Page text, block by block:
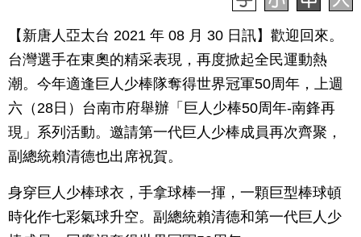
【新唐人亞太台 2021 年 08 月 30 日訊】歡迎回來。
台灣選手在東奧的精采表現，再度掀起全民運動熱
潮。今年適逢巨人少棒隊奪得世界冠軍50周年，上週
六（28日）台南市府舉辦「巨人少棒50周年-南鋒再
現」系列活動。邀請第一代巨人少棒成員再次齊聚，
副總統賴清德也出席祝賀。
身穿巨人少棒球衣，手拿球棒一揮，一顆巨型棒球頓
時化作七彩氣球升空。副總統賴清德和第一代巨人少